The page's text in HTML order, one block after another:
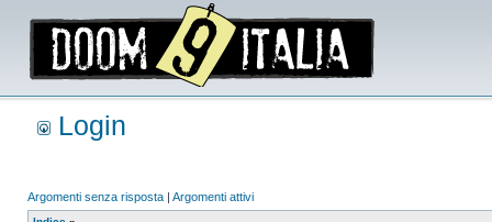
Login
Argomenti senza risposta | Argomenti attivi